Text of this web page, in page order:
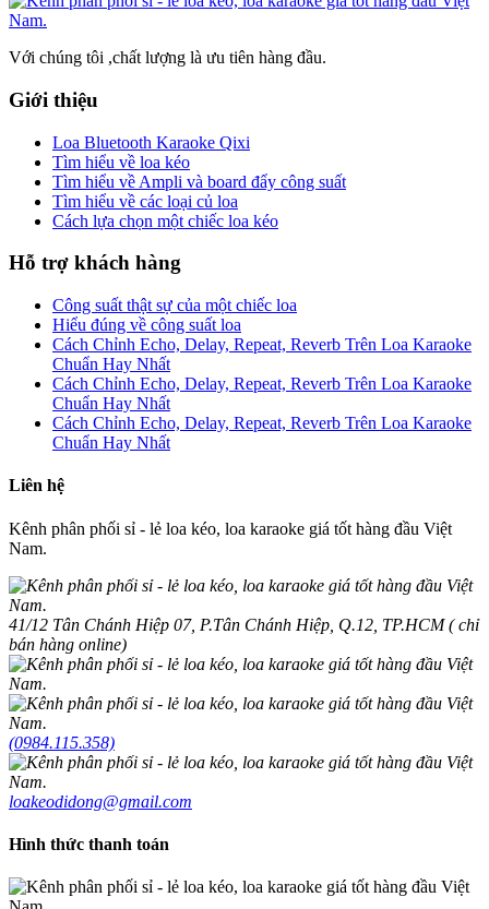
Với chúng tôi ,chất lượng là ưu tiên hàng đầu.
Giới thiệu
Loa Bluetooth Karaoke Qixi
Tìm hiểu về loa kéo
Tìm hiểu về Ampli và board đẩy công suất
Tìm hiểu về các loại củ loa
Cách lựa chọn một chiếc loa kéo
Hỗ trợ khách hàng
Công suất thật sự của một chiếc loa
Hiểu đúng về công suất loa
Cách Chỉnh Echo, Delay, Repeat, Reverb Trên Loa Karaoke
Chuẩn Hay Nhất
Cách Chỉnh Echo, Delay, Repeat, Reverb Trên Loa Karaoke
Chuẩn Hay Nhất
Cách Chỉnh Echo, Delay, Repeat, Reverb Trên Loa Karaoke
Chuẩn Hay Nhất
Liên hệ
Kênh phân phối sỉ - lẻ loa kéo, loa karaoke giá tốt hàng đầu Việt
Nam.
41/12 Tân Chánh Hiệp 07, P.Tân Chánh Hiệp, Q.12, TP.HCM ( chỉ
bán hàng online)
(0984.115.358)
loakeodidong@gmail.com
Hình thức thanh toán